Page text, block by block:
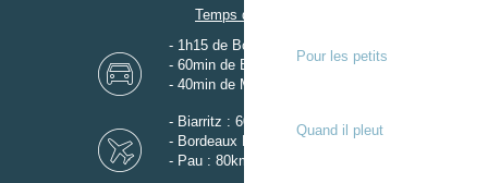
Pour les petits
Quand il pleut
Temps de trajet
- 1h15 de Bordeaux
- 60min de Biarritz
- 40min de Mont-de-Marsan
- Biarritz : 60km
- Bordeaux Mérignac : 110km
- Pau : 80km